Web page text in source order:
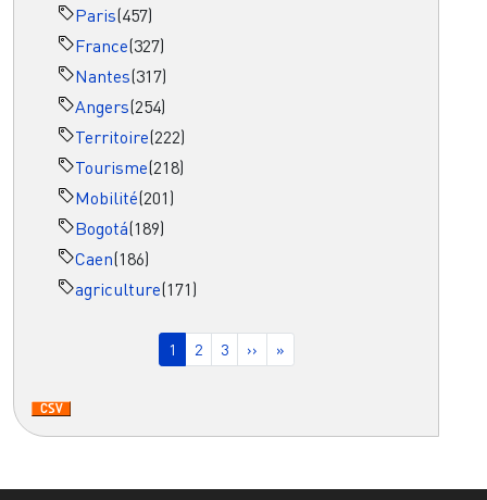
Paris(457)
France(327)
Nantes(317)
Angers(254)
Territoire(222)
Tourisme(218)
Mobilité(201)
Bogotá(189)
Caen(186)
agriculture(171)
Page courante
1 Page
2 Page
3 Page suivante
›› Dernière page
»